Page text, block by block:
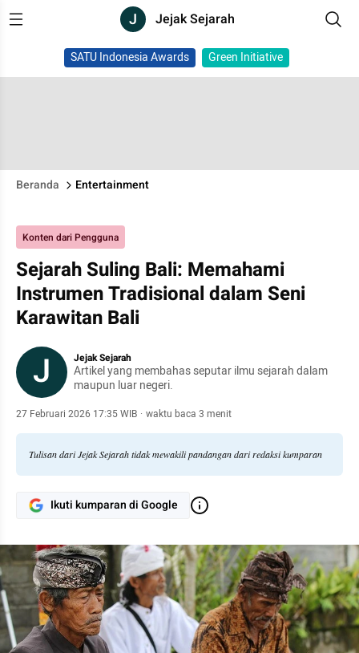
J Jejak Sejarah
SATU Indonesia Awards Green Initiative
Beranda Entertainment
Konten dari Pengguna
Sejarah Suling Bali: Memahami
Instrumen Tradisional dalam Seni
Karawitan Bali
J Jejak Sejarah
Artikel yang membahas seputar ilmu sejarah dalam
maupun luar negeri.
27 Februari 2026 17:35 WIB · waktu baca 3 menit
Tulisan dari Jejak Sejarah tidak mewakili pandangan dari redaksi kumparan
Ikuti kumparan di Google